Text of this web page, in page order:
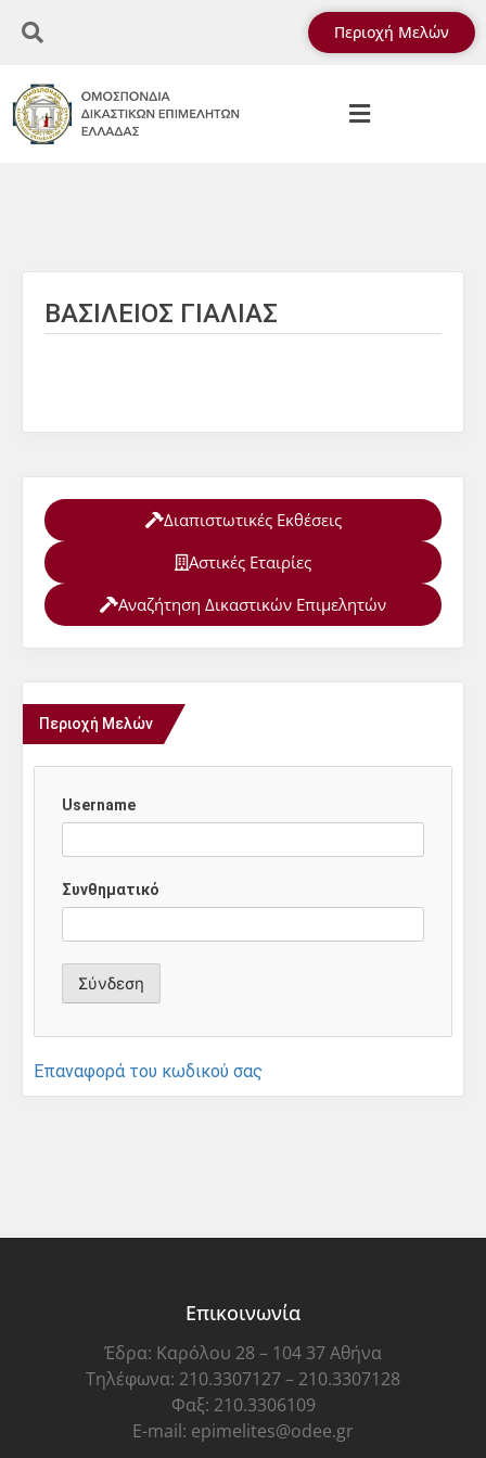
Περιοχή Μελών
ΒΑΣΙΛΕΙΟΣ ΓΙΑΛΙΑΣ
Διαπιστωτικές Εκθέσεις
Αστικές Εταιρίες
Αναζήτηση Δικαστικών Επιμελητών
Περιοχή Μελών
Username
Συνθηματικό
Επαναφορά του κωδικού σας
Επικοινωνία
Έδρα: Καρόλου 28 – 104 37 Αθήνα
Τηλέφωνα: 210.3307127 – 210.3307128
Φαξ: 210.3306109
E-mail: epimelites@odee.gr